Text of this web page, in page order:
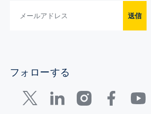
送信
フォローする